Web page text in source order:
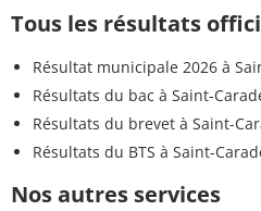
Tous les résultats
Résultat municipale 2026 à
Résultats du bac à Saint-
Résultats du brevet à Saint-
Résultats du BTS à Saint-
Nos autres services